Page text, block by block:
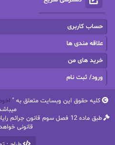
پنلوپه وارد
تاران
ترنم.25
ثمین سرابی
حساب کاربری
علاقه مندی ها
خرید های من
ورود/ ثبت نام
کلیه حقوق این وبسایت متعلق به "
طبق ماده 12 فصل سوم قانون
قانونی